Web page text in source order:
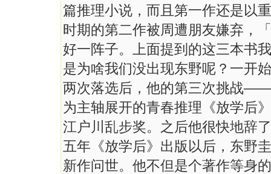
篇推理小说，而且第一作还是以
时期的第二作被周遭朋友嫌弃，
好一阵子。上面提到的这三本书
是为啥我们没出现东野呢？一开
两次落选后，他的第三次挑战
为主轴展开的青春推理《放学
江户川乱步奖。之后他很快地辞
五年《放学后》出版以后，东野
新作问世。他不但是个著作等身